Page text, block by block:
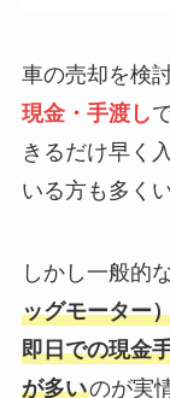
車の売却を検
現金・手渡し
きるだけ早く
いる方も多く
しかし一般的
ッグモーター
即日での現金
が多いのが実